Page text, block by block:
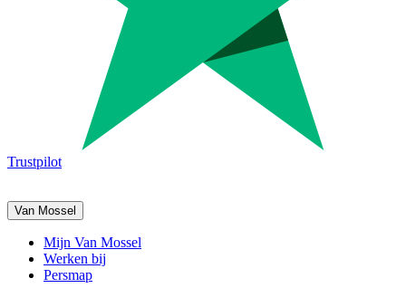
Trustpilot
Van Mossel
Mijn Van Mossel
Werken bij
Persmap